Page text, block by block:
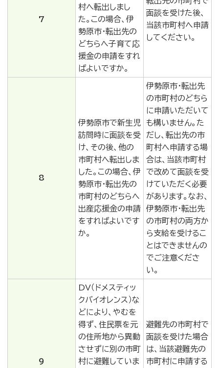
7
村へ転出しまし
た。この場合、伊
勢原市・転出先の
どちらへ子育て応
援金の申請をすれ
ばよいですか。
面談を受けた後、
当該市町村へ申請
してください。
8
伊勢原市で新生児
訪問時に面談を受
け、その後、他の
市町村へ転出しま
した。この場合、伊
勢原市・転出先の
市町村のどちらへ
出産応援金の申請
をすればよいです
か。
伊勢原市・転出先
の市町村のどちら
に申請いただいて
も構いません。た
だし、転出先の市
町村へ申請する場
合は、当該市町村
で改めて面談を受
けていただく必要
があります。なお、
伊勢原市・転出先
の市町村の両方か
ら支給を受けるこ
とはできませんの
でご注意くださ
い。
9
DV（ドメスティッ
クバイオレンス）な
どにより、やむを
得ず、住民票を元
の住所地から異動
させずに別の市町
村に避難していま
避難先の市町村で
面談を受けた場合
は、当該避難先の
市町村に申請する